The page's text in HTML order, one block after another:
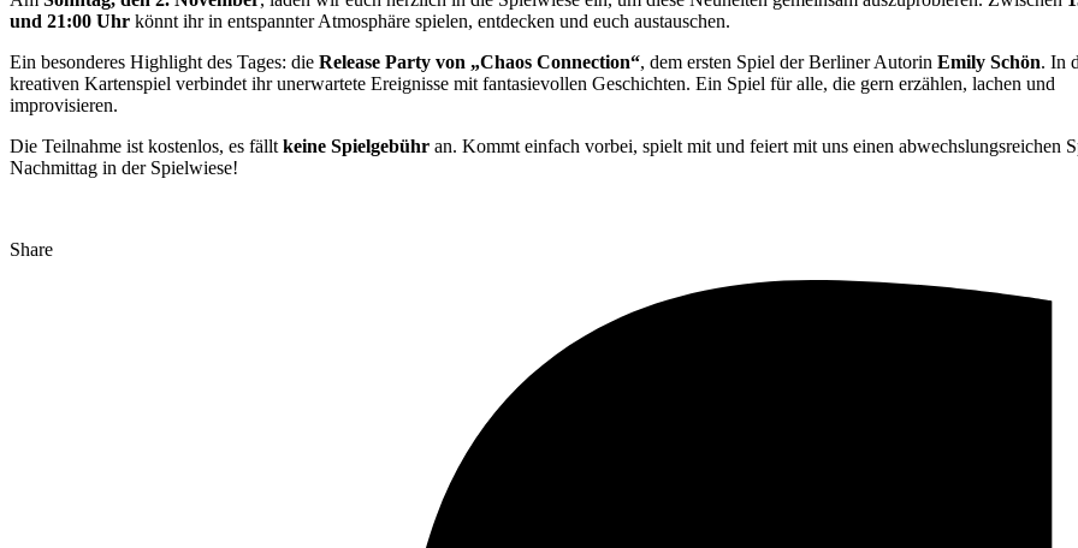
und 21:00 Uhr könnt ihr in entspannter Atmosphäre spielen, entdecken und euch austauschen.
Ein besonderes Highlight des Tages: die Release Party von „Chaos Connection“, dem ersten Spiel der Berliner Autorin Emily Schön. In
kreativen Kartenspiel verbindet ihr unerwartete Ereignisse mit fantasievollen Geschichten. Ein Spiel für alle, die gern erzählen, lachen und
improvisieren.
Die Teilnahme ist kostenlos, es fällt keine Spielgebühr an. Kommt einfach vorbei, spielt mit und feiert mit uns einen abwechslungsreichen
Nachmittag in der Spielwiese!
Share